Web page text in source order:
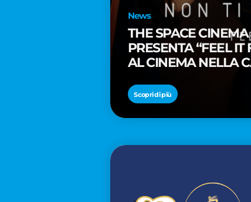
News
THE SPACE
PRESENTA “FEEL
AL CINEMA NELLA
PREMIO OSCAR®
Scopri di più